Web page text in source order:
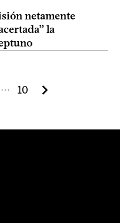
netamente
la
⋯ 10